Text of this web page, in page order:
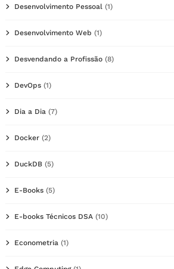
Desenvolvimento Pessoal (1)
Desenvolvimento Web (1)
Desvendando a Profissão (8)
DevOps (1)
Dia a Dia (7)
Docker (2)
DuckDB (5)
E-Books (5)
E-books Técnicos DSA (10)
Econometria (1)